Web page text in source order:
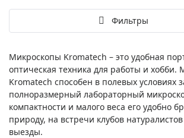
Фильтры
Микроскопы Kromatech – это удобная
оптическая техника для работы и хобби.
Kromatech способен в полевых условиях
полноразмерный лабораторный
компактности и малого веса его удобно
природу, на встречи клубов
выезды.